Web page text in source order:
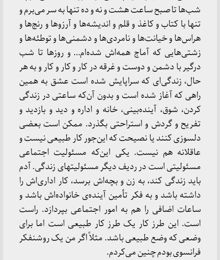
شب‌ها تا صبح ساعت هشت و نه و ده تنها به سر می‌برم و
تنها با کتاب و کاغذ و قلم و اندیشه‌ها و آرزوها و رنج‌ها و
هراس‌ها و خیانت‌ها و نامردی‌ها و دشمنی‌ها و توطئه‌ها و
زشتی‌هایی که آماج همه‌اش شده‌ام… و روزها تا شب
درگیر با دشمن و دوست و غرقه در کار و کار و کار و به هر
حال، زندگی‌ای که سراپایش شده است عشق به همین
راهی که آغاز شده است و بدون آن‌که ساعتی در زندگی
کردن، شوق، آینده‌بینی، خانه و اداره و دید و بازدید و
تفریح و گردش و استراحتی بگذرد. ممکن است بعضی
دلسوزی کنند یا نصیحت که این‌جور کار طبیعی نیست و
عاقلانه هم نیست. یکی این‌که مسئولیت اجتماعی
مسئولیتی است در ردیف دیگر مسئولیتهای زندگی. آدم
باید زندگی کند، به زن و بچه‌اش برسد، کار اداری‌اش را
داشته باشد و به فکر تأمین آینده‌ی خانواده‌اش باشد و
ساعات اضافی را هم به امور اجتماعی بپردازد. راست
است. این طرز کار یک طرز کار طبیعی است اما برای
وضعی که وضع طبیعی باشد. مثلاً اگر من یک روشنفکر
فرانسوی بودم چنین می‌کردم.